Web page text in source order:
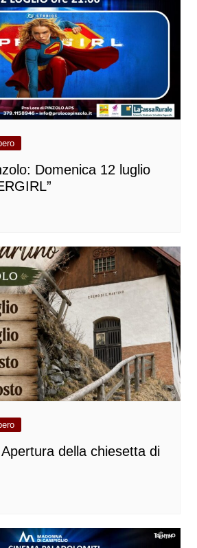
Domenica 12 luglio
della chiesetta di